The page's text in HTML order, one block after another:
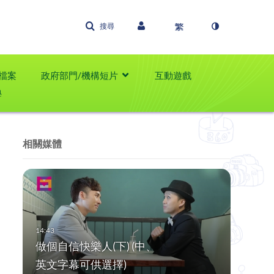
搜尋
案 政府部門/機構短片
互動遊戲
相關媒體
做個自信快樂人(下) (中、
英文字幕可供選擇)